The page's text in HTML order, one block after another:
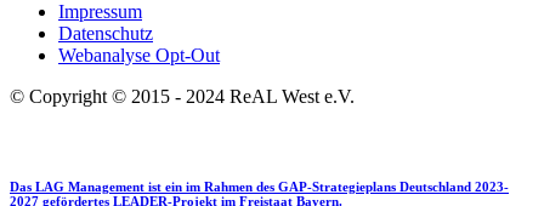
Impressum
Datenschutz
Webanalyse Opt-Out
© Copyright © 2015 - 2024 ReAL West e.V.
Das LAG Management ist ein im Rahmen des GAP-Strategieplans Deutschland 2023-
2027 gefördertes LEADER-Projekt im Freistaat Bayern.